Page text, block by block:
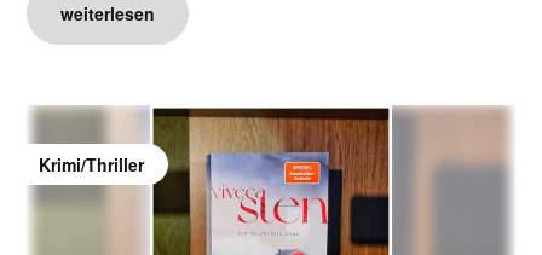
weiterlesen
Krimi/Thriller